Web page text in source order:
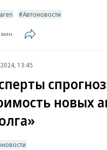
Автоновости
мин.
13:45
новых